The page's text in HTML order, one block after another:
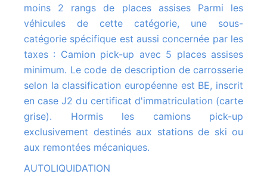
moins 2 rangs de places assises Parmi les
véhicules de cette catégorie, une sous-
catégorie spécifique est aussi concernée par les
taxes : Camion pick-up avec 5 places assises
minimum. Le code de description de carrosserie
selon la classification européenne est BE, inscrit
en case J2 du certificat d'immatriculation (carte
grise). Hormis les camions pick-up
exclusivement destinés aux stations de ski ou
aux remontées mécaniques.
AUTOLIQUIDATION